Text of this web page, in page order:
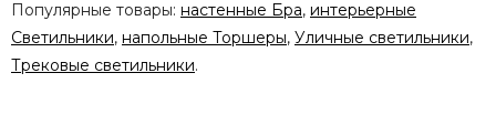
Популярные товары: настенные Бра, интерьерные
Светильники, напольные Торшеры, Уличные светильники,
Трековые светильники.